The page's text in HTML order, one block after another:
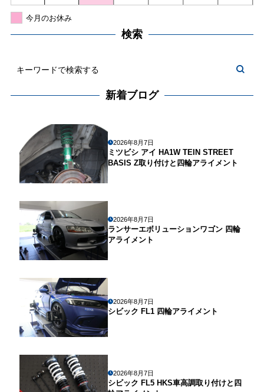
今月のお休み
検索
新着ブログ
2026年8月7日
ミツビシ アイ HA1W TEIN STREET
BASIS Z取り付けと四輪アライメント
2026年8月7日
ランサーエボリューションワゴン 四輪
アライメント
2026年8月7日
シビック FL1 四輪アライメント
2026年8月7日
シビック FL5 HKS車高調取り付けと四